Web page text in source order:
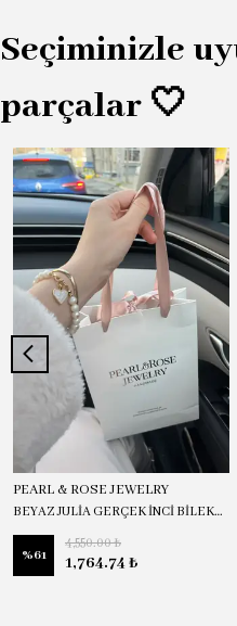
Seçiminizle
parçalar 🤍
PEARL & ROSE JEWELRY
BEYAZ JULİA GERÇEK İNCİ BİLEKLİK
%61
4,550.00 ₺
1,764.74 ₺